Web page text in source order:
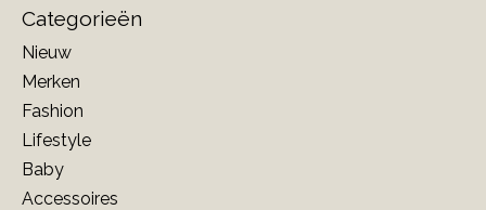
Categorieën
Nieuw
Merken
Fashion
Lifestyle
Baby
Accessoires